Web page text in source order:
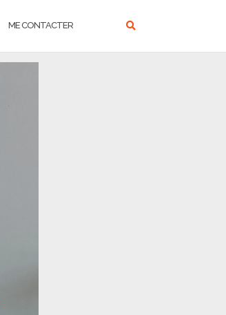
ME CONTACTER